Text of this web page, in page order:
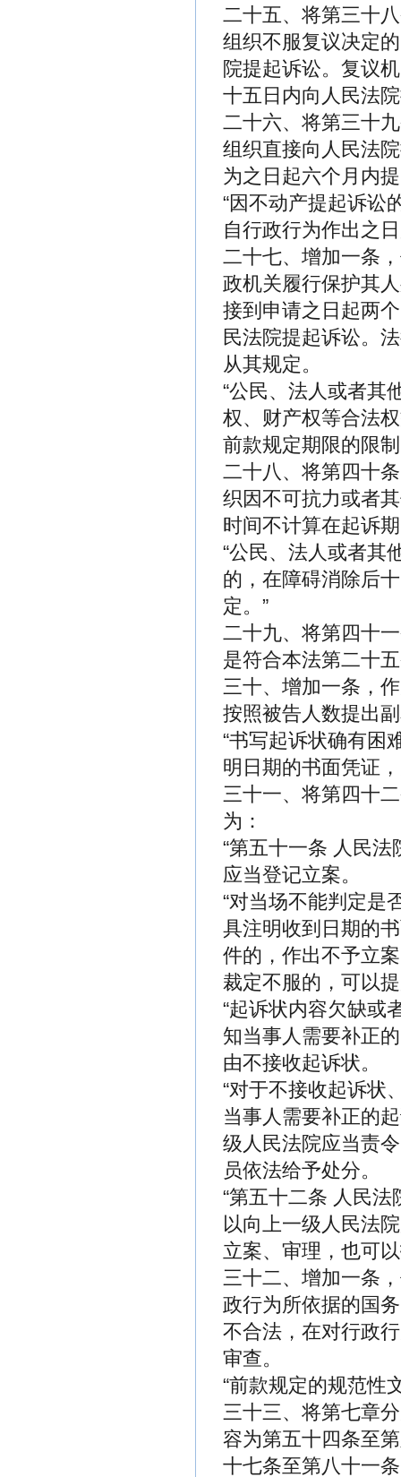
二十五、将第三十
组织不服复议决定
院提起诉讼。复议
十五日内向人民法
二十六、将第三十
组织直接向人民法
为之日起六个月内
“因不动产提起诉讼
自行政行为作出之
二十七、增加一条
政机关履行保护其
接到申请之日起两
民法院提起诉讼。
从其规定。
“公民、法人或者其
权、财产权等合法
前款规定期限的限制
二十八、将第四十
织因不可抗力或者
时间不计算在起诉
“公民、法人或者其
的，在障碍消除后
定。”
二十九、将第四十
是符合本法第二十
三十、增加一条，
按照被告人数提出
“书写起诉状确有困
明日期的书面凭证
三十一、将第四十
为：
“第五十一条 人民
应当登记立案。
“对当场不能判定是
具注明收到日期的
件的，作出不予立
裁定不服的，可以
“起诉状内容欠缺或
知当事人需要补正
由不接收起诉状。
“对于不接收起诉状
当事人需要补正的
级人民法院应当责
员依法给予处分。
“第五十二条 人民
以向上一级人民法
立案、审理，也可
三十二、增加一条
政行为所依据的国
不合法，在对行政
审查。
“前款规定的规范性
三十三、将第七章
容为第五十四条至
十七条至第八十一